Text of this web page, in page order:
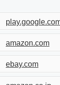
amazon.com
ebay.com